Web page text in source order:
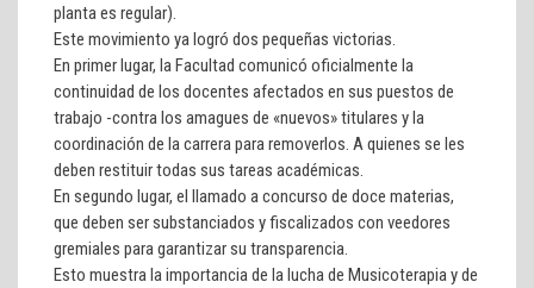
planta es regular).
Este movimiento ya logró dos pequeñas victorias.
En primer lugar, la Facultad comunicó oficialmente la
continuidad de los docentes afectados en sus puestos de
trabajo -contra los amagues de «nuevos» titulares y la
coordinación de la carrera para removerlos. A quienes se les
deben restituir todas sus tareas académicas.
En segundo lugar, el llamado a concurso de doce materias,
que deben ser substanciados y fiscalizados con veedores
gremiales para garantizar su transparencia.
Esto muestra la importancia de la lucha de Musicoterapia y de